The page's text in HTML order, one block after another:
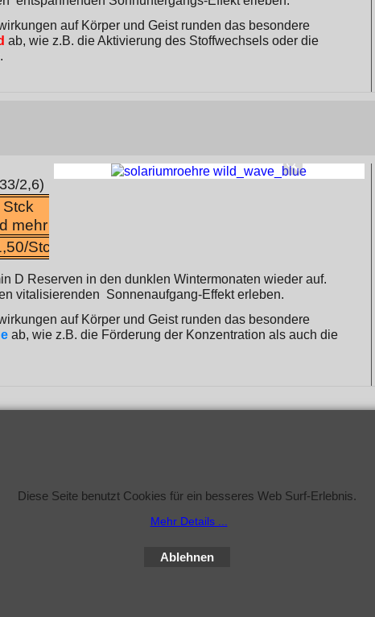
auf Körper und Geist runden das besondere
ab, wie z.B. die Aktivierung des Stoffwechsels oder die
2,6)
Stck
mehr
Stck
D Reserven in den dunklen Wintermonaten wieder auf.
vitalisierenden Sonnenaufgang-Effekt erleben.
auf Körper und Geist runden das besondere
ab, wie z.B. die Förderung der Konzentration als auch die
ShopFactory Shop
Software.
Diese Seite benutzt Cookies für ein besseres Web Surf-Erlebnis.
Mehr Details ...
Ablehnen